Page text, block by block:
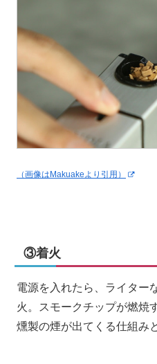
（画像はMakuakeより引用）
③着火
電源を入れたら、ライター
火。スモークチップが燃焼
燻製の煙が出てくる仕組み